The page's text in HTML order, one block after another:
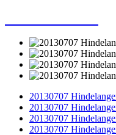
20130707
20130707
20130707
20130707